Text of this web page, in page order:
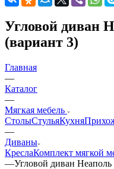
Угловой диван
(вариант 3)
Главная
—
Каталог
—
Мягкая мебель
СтолыСтульяКухня
—
Диваны
КреслаКомплект мягкой
—Угловой диван Неаполь